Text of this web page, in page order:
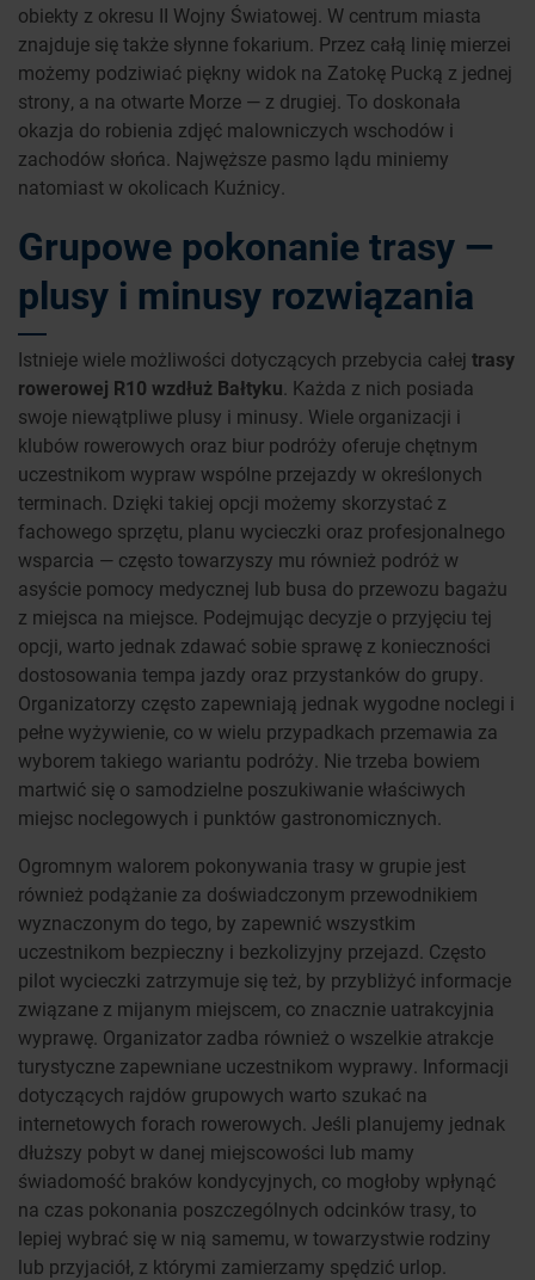
obiekty z okresu II Wojny Światowej. W centrum miasta
znajduje się także słynne fokarium. Przez całą linię mierzei
możemy podziwiać piękny widok na Zatokę Pucką z jednej
strony, a na otwarte Morze — z drugiej. To doskonała
okazja do robienia zdjęć malowniczych wschodów i
zachodów słońca. Najwęższe pasmo lądu miniemy
natomiast w okolicach Kuźnicy.
Grupowe pokonanie trasy —
plusy i minusy rozwiązania
Istnieje wiele możliwości dotyczących przebycia całej trasy
rowerowej R10 wzdłuż Bałtyku . Każda z nich posiada
swoje niewątpliwe plusy i minusy. Wiele organizacji i
klubów rowerowych oraz biur podróży oferuje chętnym
uczestnikom wypraw wspólne przejazdy w określonych
terminach. Dzięki takiej opcji możemy skorzystać z
fachowego sprzętu, planu wycieczki oraz profesjonalnego
wsparcia — często towarzyszy mu również podróż w
asyście pomocy medycznej lub busa do przewozu bagażu
z miejsca na miejsce. Podejmując decyzje o przyjęciu tej
opcji, warto jednak zdawać sobie sprawę z konieczności
dostosowania tempa jazdy oraz przystanków do grupy.
Organizatorzy często zapewniają jednak wygodne noclegi i
pełne wyżywienie, co w wielu przypadkach przemawia za
wyborem takiego wariantu podróży. Nie trzeba bowiem
martwić się o samodzielne poszukiwanie właściwych
miejsc noclegowych i punktów gastronomicznych.
Ogromnym walorem pokonywania trasy w grupie jest
również podążanie za doświadczonym przewodnikiem
wyznaczonym do tego, by zapewnić wszystkim
uczestnikom bezpieczny i bezkolizyjny przejazd. Często
pilot wycieczki zatrzymuje się też, by przybliżyć informacje
związane z mijanym miejscem, co znacznie uatrakcyjnia
wyprawę. Organizator zadba również o wszelkie atrakcje
turystyczne zapewniane uczestnikom wyprawy. Informacji
dotyczących rajdów grupowych warto szukać na
internetowych forach rowerowych. Jeśli planujemy jednak
dłuższy pobyt w danej miejscowości lub mamy
świadomość braków kondycyjnych, co mogłoby wpłynąć
na czas pokonania poszczególnych odcinków trasy, to
lepiej wybrać się w nią samemu, w towarzystwie rodziny
lub przyjaciół, z którymi zamierzamy spędzić urlop.